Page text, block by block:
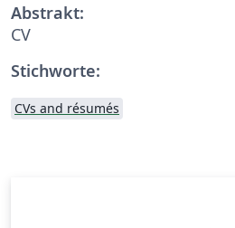
Abstrakt:
CV
Stichworte:
CVs and résumés